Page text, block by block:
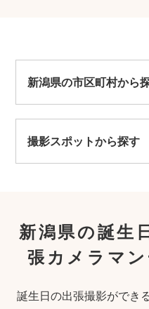
新潟県の市区町村から
撮影スポットから探す
新潟県の誕生
張カメラマン
誕生日の出張撮影ができ